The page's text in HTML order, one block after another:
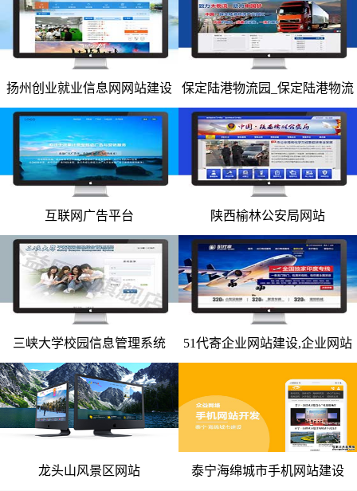
全网营销
爱采购代运营
小红书代运营
知乎代运营
网站案例
网站建设案例
微信小程序案例
竞价托管案例
网站优化案例
全网营销案例
扬州创业就业信息网网站建设
保定陆港物流园_保定陆港物流
园网站
互联网广告平台
陕西榆林公安局网站
三峡大学校园信息管理系统
51代寄企业网站建设,企业网站
整站开发
龙头山风景区网站
泰宁海绵城市手机网站建设